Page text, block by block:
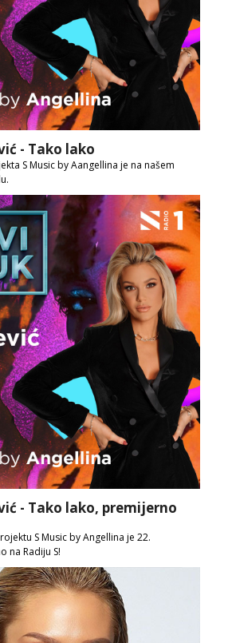
- Tako lako
S Music by Aangellina je na našem
- Tako lako, premijerno
S Music by Angellina je 22.
na Radiju S!